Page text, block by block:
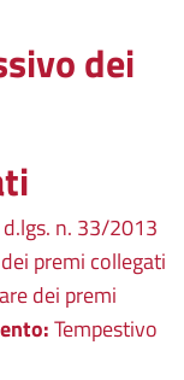
dei
n. 33/2013
premi collegati
dei premi
Tempestivo